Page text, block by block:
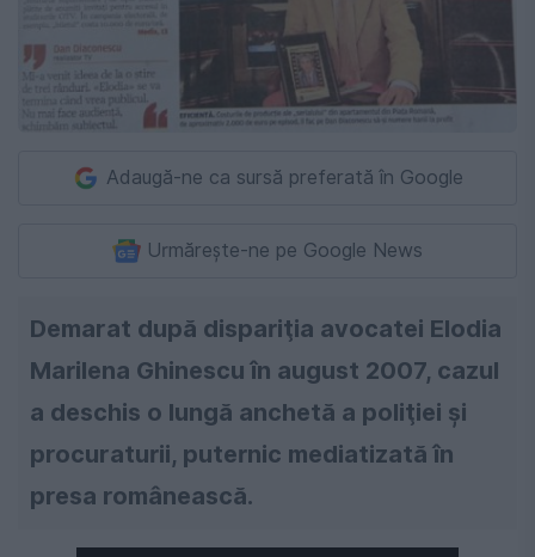
Adaugă-ne ca sursă preferată în Google
Urmărește-ne pe Google News
Demarat după dispariţia avocatei Elodia
Marilena Ghinescu în august 2007, cazul
a deschis o lungă anchetă a poliţiei şi
procuraturii, puternic mediatizată în
presa românească.